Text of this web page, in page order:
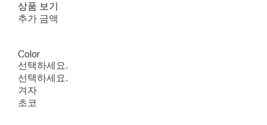
상품 보기
추가 금액
Color
선택하세요.
선택하세요.
겨자
초코